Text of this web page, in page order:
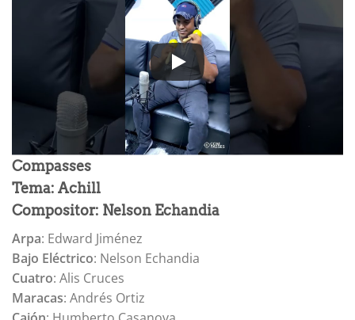
Compasses
Tema: Achill
Compositor: Nelson Echandia
Arpa: Edward Jiménez
Bajo Eléctrico: Nelson Echandia
Cuatro: Alis Cruces
Maracas: Andrés Ortiz